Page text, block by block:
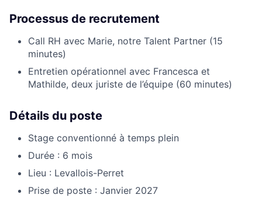
Processus de recrutement
Call RH avec Marie, notre Talent Partner (15
minutes)
Entretien opérationnel avec Francesca et
Mathilde, deux juriste de l’équipe (60 minutes)
Détails du poste
Stage conventionné à temps plein
Durée : 6 mois
Lieu : Levallois-Perret
Prise de poste : Janvier 2027